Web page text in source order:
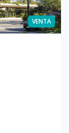
VENTA